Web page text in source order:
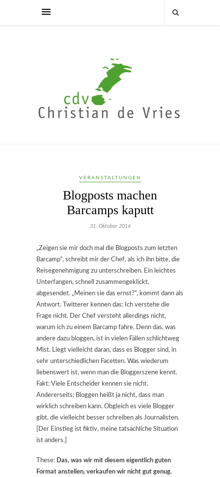
VERANSTALTUNGEN
Blogposts machen
Barcamps kaputt
31. Oktober 2014
„Zeigen sie mir doch mal die Blogposts zum letzten
Barcamp“, schreibt mir der Chef, als ich ihn bitte, die
Reisegenehmigung zu unterschreiben. Ein leichtes
Unterfangen, schnell zusammengeklickt,
abgesendet. „Meinen sie das ernst?“, kommt dann als
Antwort. Twitterer kennen das: Ich verstehe die
Frage nicht. Der Chef versteht allerdings nicht,
warum ich zu einem Barcamp fahre. Denn das, was
andere dazu bloggen, ist in vielen Fällen schlichtweg
Mist. Liegt vielleicht daran, dass es Blogger sind, in
sehr unterschiedlichen Facetten. Was wiederum
liebenswert ist, wenn man die Bloggerszene kennt.
Fakt: Viele Entscheider kennen sie nicht.
Andererseits: Bloggen heißt ja nicht, dass man
wirklich schreiben kann. Obgleich es viele Blogger
gibt, die vielleicht besser schreiben als Journalisten.
[Der Einstieg ist fiktiv, meine tatsächliche Situation
ist anders.]
These: Das, was wir mit diesem eigentlich guten
Format anstellen, verkaufen wir nicht gut genug.